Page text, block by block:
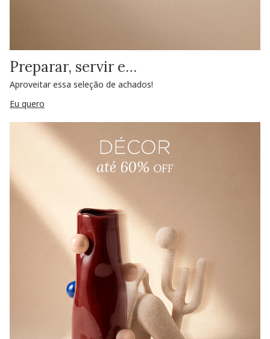
Preparar, servir e…
Aproveitar essa seleção de achados!
Eu quero